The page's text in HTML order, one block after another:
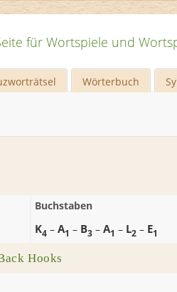
für Wortspiele und
Wörterbuch
Buchstaben
K4 – A1 – B3 – A1 – L2 – E1
Hooks